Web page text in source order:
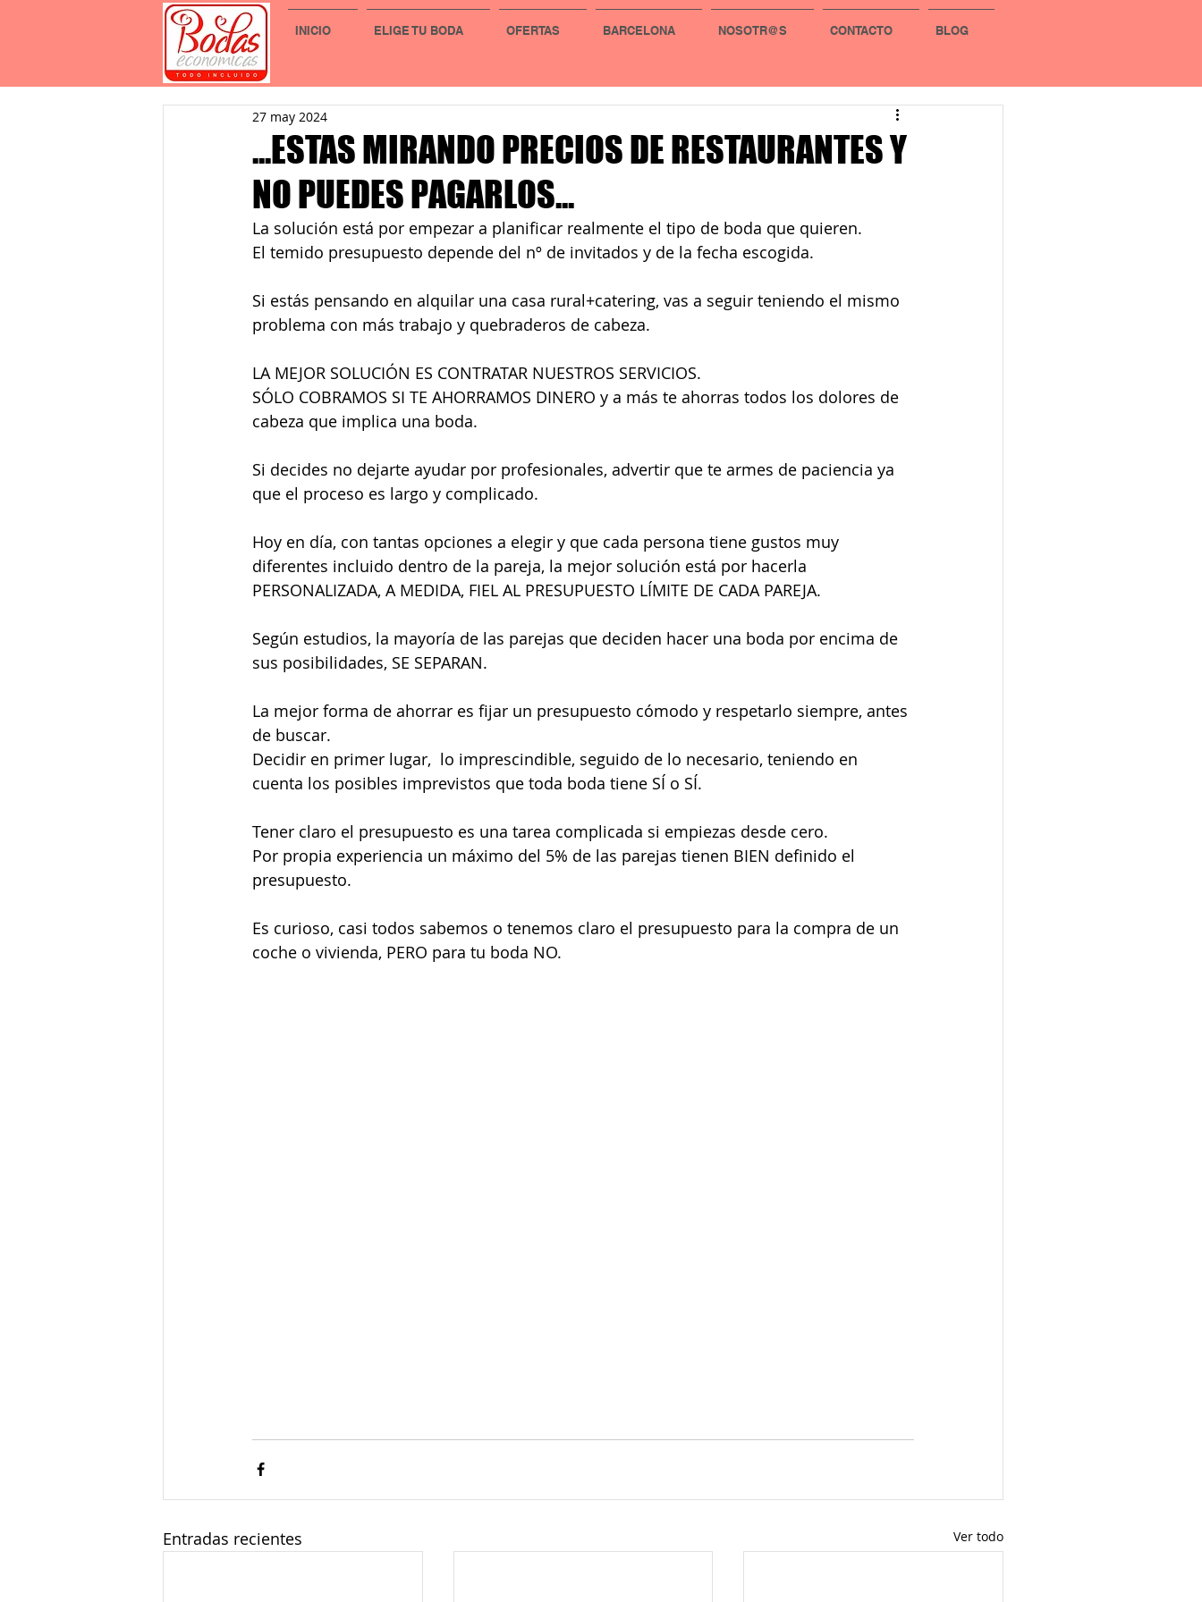
INICIO ELIGE TU BODA OFERTAS BARCELONA NOSOTR@S CONTACTO BLOG
...ESTAS MIRANDO PRECIOS DE RESTAURANTES Y
NO PUEDES PAGARLOS...
27 may 2024
La solución está por empezar a planificar realmente el tipo de boda que quieren.
El temido presupuesto depende del nº de invitados y de la fecha escogida.
Si estás pensando en alquilar una casa rural+catering, vas a seguir teniendo el mismo
problema con más trabajo y quebraderos de cabeza.
LA MEJOR SOLUCIÓN ES CONTRATAR NUESTROS SERVICIOS.
SÓLO COBRAMOS SI TE AHORRAMOS DINERO y a más te ahorras todos los dolores de
cabeza que implica una boda.
Si decides no dejarte ayudar por profesionales, advertir que te armes de paciencia ya
que el proceso es largo y complicado.
Hoy en día, con tantas opciones a elegir y que cada persona tiene gustos muy
diferentes incluido dentro de la pareja, la mejor solución está por hacerla
PERSONALIZADA, A MEDIDA, FIEL AL PRESUPUESTO LÍMITE DE CADA PAREJA.
Según estudios, la mayoría de las parejas que deciden hacer una boda por encima de
sus posibilidades, SE SEPARAN.
La mejor forma de ahorrar es fijar un presupuesto cómodo y respetarlo siempre, antes
de buscar.
Decidir en primer lugar,  lo imprescindible, seguido de lo necesario, teniendo en
cuenta los posibles imprevistos que toda boda tiene SÍ o SÍ.
Tener claro el presupuesto es una tarea complicada si empiezas desde cero.
Por propia experiencia un máximo del 5% de las parejas tienen BIEN definido el
presupuesto.
Es curioso, casi todos sabemos o tenemos claro el presupuesto para la compra de un
coche o vivienda, PERO para tu boda NO.
Entradas recientes Ver todo